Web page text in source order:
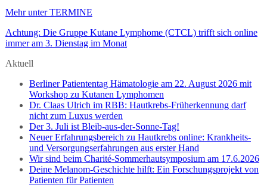
Mehr unter TERMINE
Achtung: Die Gruppe Kutane Lymphome (CTCL) trifft sich online
immer am 3. Dienstag im Monat
Aktuell
Berliner Patiententag Hämatologie am 22. August 2026 mit
Workshop zu Kutanen Lymphomen
Dr. Claas Ulrich im RBB: Hautkrebs-Früherkennung darf
nicht zum Luxus werden
Der 3. Juli ist Bleib-aus-der-Sonne-Tag!
Neuer Erfahrungsbereich zu Hautkrebs online: Krankheits-
und Versorgungserfahrungen aus erster Hand
Wir sind beim Charité-Sommerhautsymposium am 17.6.2026
Deine Melanom-Geschichte hilft: Ein Forschungsprojekt von
Patienten für Patienten